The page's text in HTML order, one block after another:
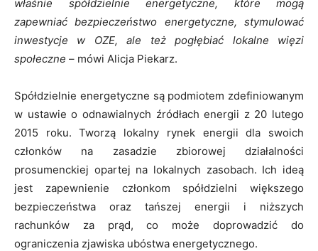
właśnie spółdzielnie energetyczne, które mogą
zapewniać bezpieczeństwo energetyczne, stymulować
inwestycje w OZE, ale też pogłębiać lokalne więzi
społeczne – mówi Alicja Piekarz.
Spółdzielnie energetyczne są podmiotem zdefiniowanym
w ustawie o odnawialnych źródłach energii z 20 lutego
2015 roku. Tworzą lokalny rynek energii dla swoich
członków na zasadzie zbiorowej działalności
prosumenckiej opartej na lokalnych zasobach. Ich ideą
jest zapewnienie członkom spółdzielni większego
bezpieczeństwa oraz tańszej energii i niższych
rachunków za prąd, co może doprowadzić do
ograniczenia zjawiska ubóstwa energetycznego.